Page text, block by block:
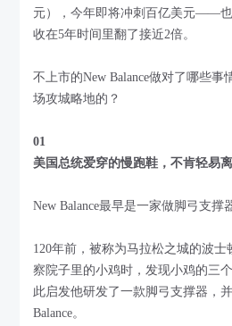
元），今年即将冲刺百亿美元——
收在5年时间里翻了接近2倍。
不上市的New Balance做对了哪些
场攻城略地的？
01
美国总统爱穿的慢跑鞋 ，不肯轻易
New Balance最早是一家做脚弓支撑
120年前，被称为马拉松之城的波士
察院子里的小鸡时，发现小鸡的三
此启发他研发了一款脚弓支撑器，
Balance。